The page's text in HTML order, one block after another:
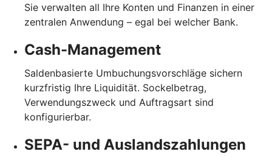
Sie verwalten all Ihre Konten und Finanzen in einer
zentralen Anwendung – egal bei welcher Bank.
Cash-Management
Saldenbasierte Umbuchungsvorschläge sichern
kurzfristig Ihre Liquidität. Sockelbetrag,
Verwendungszweck und Auftragsart sind
konfigurierbar.
SEPA- und Auslandszahlungen